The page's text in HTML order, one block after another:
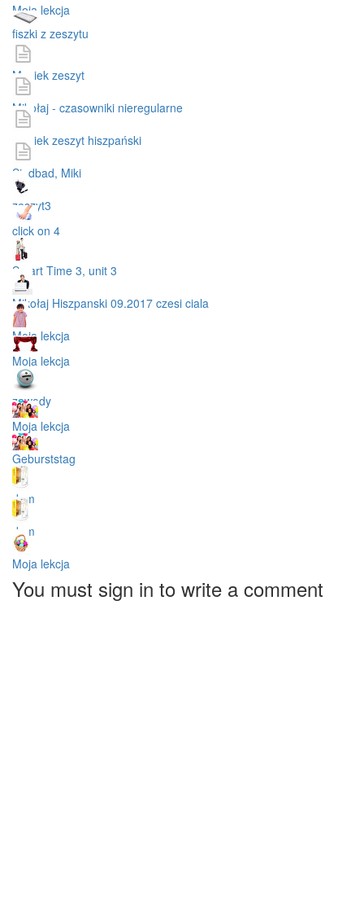
Moja lekcja
fiszki z zeszytu
Maciek zeszyt
Mikołaj - czasowniki nieregularne
maciek zeszyt hiszpański
Sindbad, Miki
zeszyt3
click on 4
Smart Time 3, unit 3
Mikołaj Hiszpanski 09.2017 czesi ciala
Moja lekcja
Moja lekcja
zawody
Moja lekcja
Geburststag
dom
dom
Moja lekcja
You must sign in to write a comment